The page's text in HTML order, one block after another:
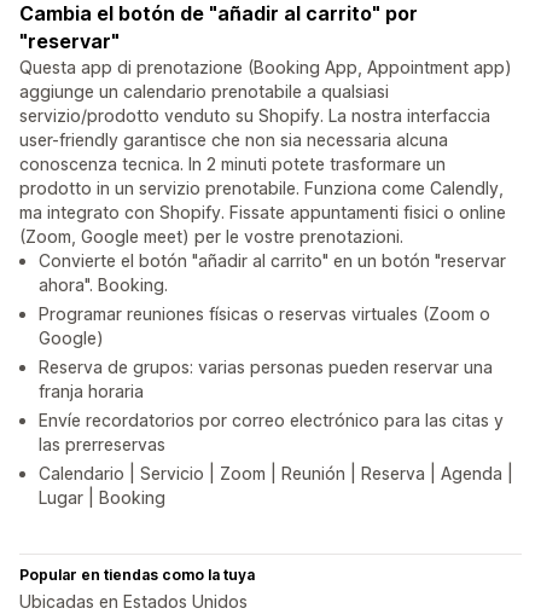
Cambia el botón de "añadir al carrito" por
"reservar"
Questa app di prenotazione (Booking App, Appointment app)
aggiunge un calendario prenotabile a qualsiasi
servizio/prodotto venduto su Shopify. La nostra interfaccia
user-friendly garantisce che non sia necessaria alcuna
conoscenza tecnica. In 2 minuti potete trasformare un
prodotto in un servizio prenotabile. Funziona come Calendly,
ma integrato con Shopify. Fissate appuntamenti fisici o online
(Zoom, Google meet) per le vostre prenotazioni.
Convierte el botón "añadir al carrito" en un botón "reservar
ahora". Booking.
Programar reuniones físicas o reservas virtuales (Zoom o
Google)
Reserva de grupos: varias personas pueden reservar una
franja horaria
Envíe recordatorios por correo electrónico para las citas y
las prerreservas
Calendario | Servicio | Zoom | Reunión | Reserva | Agenda |
Lugar | Booking
Popular en tiendas como la tuya
Ubicadas en Estados Unidos